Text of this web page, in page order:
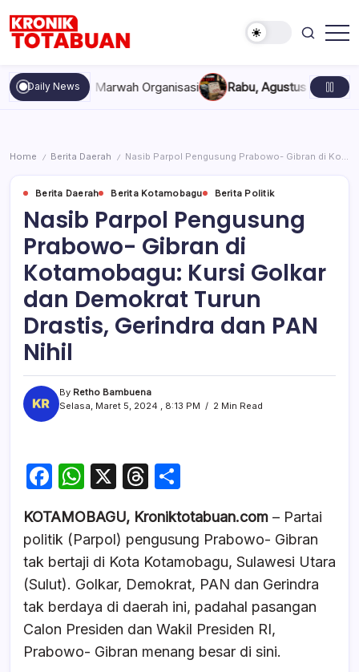
content
Totabuan
hari
ini
Kronik
Daily News
dan Marwah Organisasi Rabu, Agustus 5, 2026 , 11:44
Home / Berita Daerah / Nasib Parpol Pengusung Prabowo- Gibran di Kotamobagu: Kursi Golkar dan Demokrat Turun Drastis, Gerindra dan PAN Nihil
Berita Daerah Berita Kotamobagu Berita Politik
Nasib Parpol Pengusung
Prabowo- Gibran di
Kotamobagu: Kursi Golkar
dan Demokrat Turun
Drastis, Gerindra dan PAN
Nihil
By Retho Bambuena
Selasa, Maret 5, 2024 , 8:13 PM
2 Min Read
F
c
e
b
o
o
k
W
at
s
A
p
p
X
T
e
a
d
s
ar
e
KOTAMOBAGU, Kroniktotabuan.com – Partai
politik (Parpol) pengusung Prabowo- Gibran
tak bertaji di Kota Kotamobagu, Sulawesi Utara
(Sulut). Golkar, Demokrat, PAN dan Gerindra
tak berdaya di daerah ini, padahal pasangan
Calon Presiden dan Wakil Presiden RI,
Prabowo- Gibran menang besar di sini.